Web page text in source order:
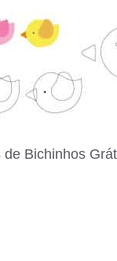
Bichinhos